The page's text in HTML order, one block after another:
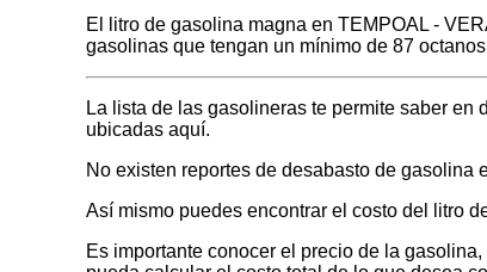
El litro de gasolina magna en TEMPOAL -
gasolinas que tengan un mínimo de 87
La lista de las gasolineras te permite saber
ubicadas aquí.
No existen reportes de desabasto de gasolina
Así mismo puedes encontrar el costo del litro
Es importante conocer el precio de la